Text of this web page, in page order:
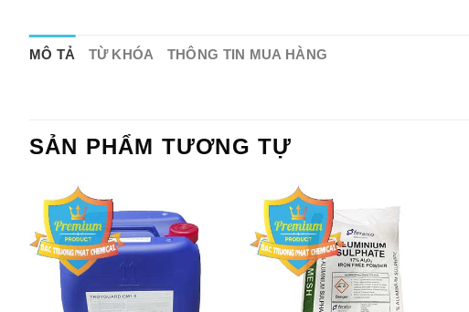
MÔ TẢ TỪ KHÓA THÔNG TIN MUA HÀNG
SẢN PHẨM TƯƠNG TỰ